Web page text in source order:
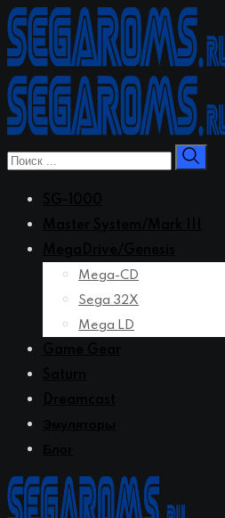
Перейти
к
контенту
Mega-CD
Sega 32X
Mega LD